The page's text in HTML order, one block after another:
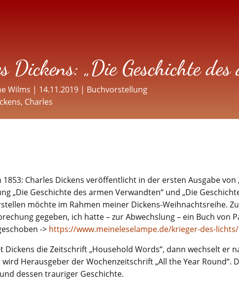
Dickens: „Die Geschichte
Wilms | 14.11.2019 | Buchvorstellung
Charles
1853: Charles Dickens veröffentlicht in der ersten Ausgabe von
„Die Geschichte des armen Verwandten“ und „Die
möchte im Rahmen meiner Dickens-Weihnachtsreihe.
gegeben, ich hatte – zur Abwechslung – ein Buch von
-> https://www.meineleselampe.de/krieger-des-lichts/
Dickens die Zeitschrift „Household Words“, dann wechselt er
Herausgeber der Wochenzeitschrift „All the Year Round“.
dessen trauriger Geschichte.